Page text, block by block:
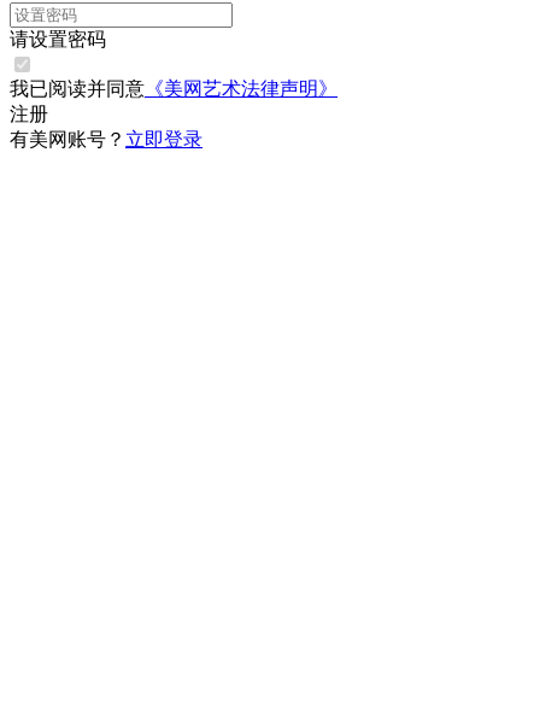
请设置密码
我已阅读并同意 《美网艺术法律声明》
注册
有美网账号？ 立即登录